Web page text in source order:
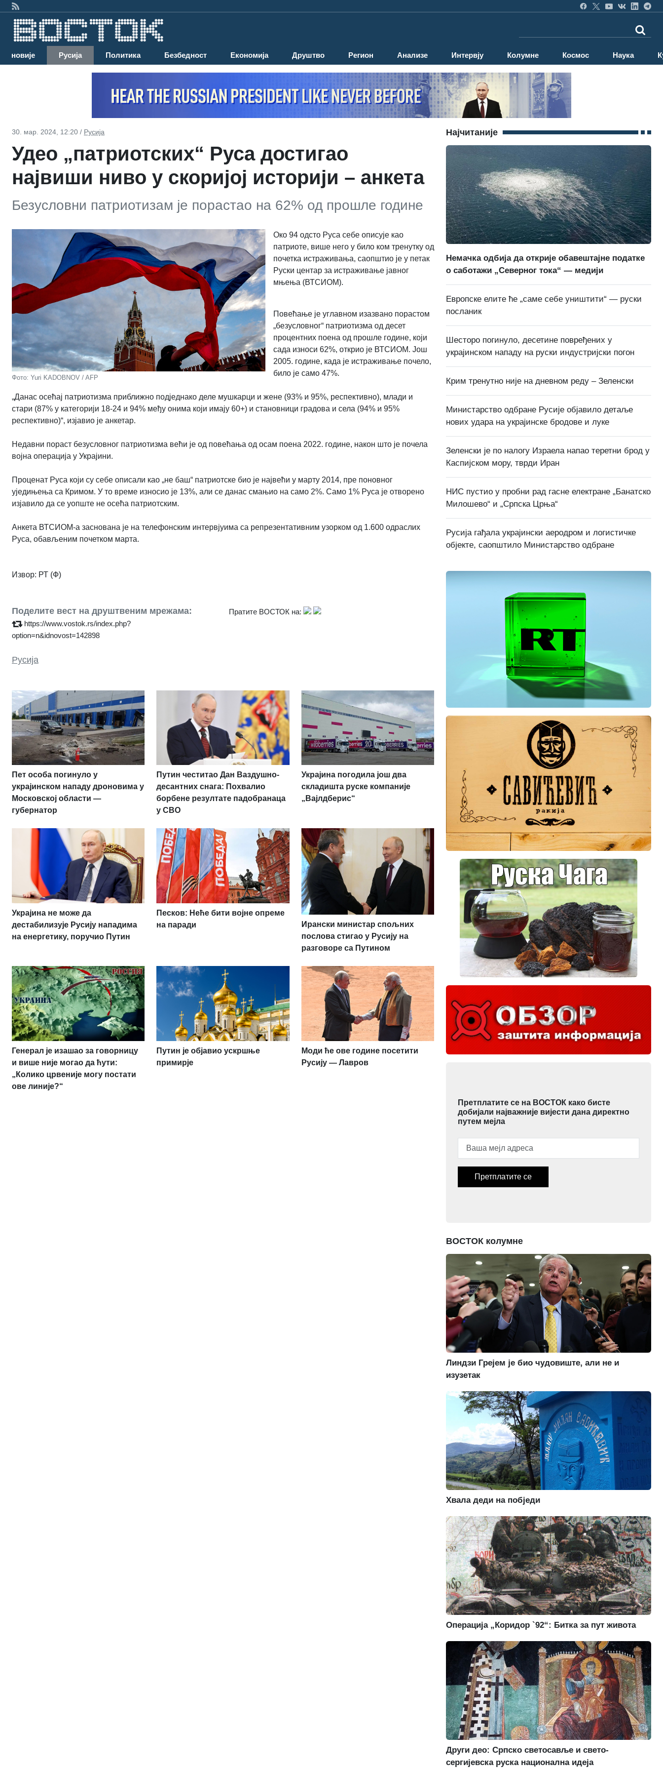
Најновије Русија Политика Безбедност Економија Друштво Регион Анализе Интервју Колумне Космос Наука
30. мар. 2024, 12:20 / Русија
Удео „патриотских“ Руса достигао
највиши ниво у скоријој историји – анкета
Безусловни патриотизам је порастао на 62% од прошле године
Фото: Yuri KADOBNOV / AFP
Око 94 одсто Руса себе описује као
патриоте, више него у било ком тренутку од
почетка истраживања, саопштио је у петак
Руски центар за истраживање јавног
мњења (ВТСИОМ).
Повећање је углавном изазвано порастом
„безусловног“ патриотизма од десет
процентних поена од прошле године, који
сада износи 62%, открио је ВТСИОМ. Још
2005. године, када је истраживање почело,
било је само 47%.
„Данас осећај патриотизма приближно подједнако деле мушкарци и жене (93% и 95%, респективно), млади и
стари (87% у категорији 18-24 и 94% међу онима који имају 60+) и становници градова и села (94% и 95%
респективно)“, изјавио је анкетар.
Недавни пораст безусловног патриотизма већи је од повећања од осам поена 2022. године, након што је почела
војна операција у Украјини.
Проценат Руса који су себе описали као „не баш“ патриотске био је највећи у марту 2014, пре поновног
уједињења са Кримом. У то време износио је 13%, али се данас смањио на само 2%. Само 1% Руса је отворено
изјавило да се уопште не осећа патриотским.
Анкета ВТСИОМ-а заснована је на телефонским интервјуима са репрезентативним узорком од 1.600 одраслих
Руса, обављеним почетком марта.
Извор: РТ (Ф)
Поделите вест на друштвеним мрежама:
https://www.vostok.rs/index.php?
option=n&idnovost=142898
Пратите ВОСТОК на:
Русија
Пет особа погинуло у
украјинском нападу дроновима у
Московској области —
губернатор
Путин честитао Дан Ваздушно-
десантних снага: Похвалио
борбене резултате падобранаца
у СВО
Украјина погодила још два
складишта руске компаније
„Вајлдберис“
Украјина не може да
дестабилизује Русију нападима
на енергетику, поручио Путин
Песков: Неће бити војне опреме
на паради
Ирански министар спољних
послова стигао у Русију на
разговоре са Путином
Генерал је изашао за говорницу
и више није могао да ћути:
„Колико црвеније могу постати
ове линије?“
Путин је објавио ускршње
примирје
Моди ће ове године посетити
Русију — Лавров
Најчитаније
Немачка одбија да открије обавештајне податке
о саботажи „Северног тока“ — медији
Европске елите ће „саме себе уништити“ — руски
посланик
Шесторо погинуло, десетине повређених у
украјинском нападу на руски индустријски погон
Крим тренутно није на дневном реду – Зеленски
Министарство одбране Русије објавило детаље
нових удара на украјинске бродове и луке
Зеленски је по налогу Израела напао теретни брод у
Каспијском мору, тврди Иран
НИС пустио у пробни рад гасне електране „Банатско
Милошево“ и „Српска Црња“
Русија гађала украјински аеродром и логистичке
објекте, саопштило Министарство одбране
Претплатите се на ВОСТОК како бисте
добијали најважније вијести дана директно
путем мејла
Претплатите се
ВОСТОК колумне
Линдзи Грејем је био чудовиште, али не и
изузетак
Хвала деди на побједи
Операција „Коридор `92“: Битка за пут живота
Други део: Српско светосавље и свето-
сергијевска руска национална идеја